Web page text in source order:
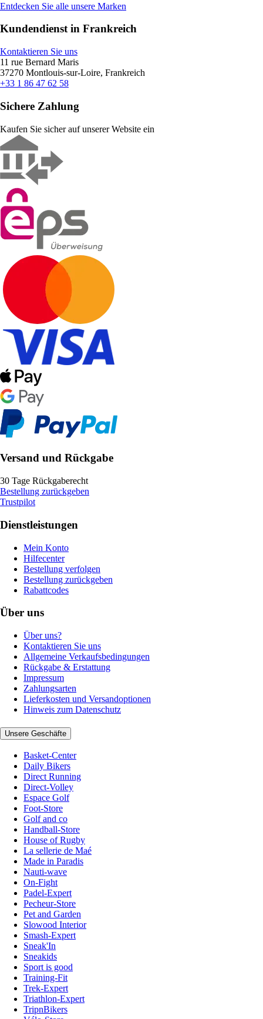
Entdecken Sie alle unsere Marken
Kundendienst in Frankreich
Kontaktieren Sie uns
11 rue Bernard Maris
37270 Montlouis-sur-Loire, Frankreich
+33 1 86 47 62 58
Sichere Zahlung
Kaufen Sie sicher auf unserer Website ein
Versand und Rückgabe
30 Tage Rückgaberecht
Bestellung zurückgeben
Trustpilot
Dienstleistungen
Mein Konto
Hilfecenter
Bestellung verfolgen
Bestellung zurückgeben
Rabattcodes
Über uns
Über uns?
Kontaktieren Sie uns
Allgemeine Verkaufsbedingungen
Rückgabe & Erstattung
Impressum
Zahlungsarten
Lieferkosten und Versandoptionen
Hinweis zum Datenschutz
Unsere Geschäfte
Basket-Center
Daily Bikers
Direct Running
Direct-Volley
Espace Golf
Foot-Store
Golf and co
Handball-Store
House of Rugby
La sellerie de Maé
Made in Paradis
Nauti-wave
On-Fight
Padel-Expert
Pecheur-Store
Pet and Garden
Slowood Interior
Smash-Expert
Sneak'In
Sneakids
Sport is good
Training-Fit
Trek-Expert
Triathlon-Expert
TripnBikers